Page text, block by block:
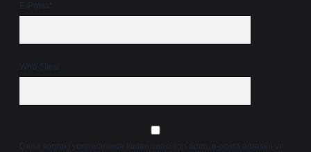
E-Posta*
Web Sitesi
Daha sonraki yorumlarımda kullanılması için adım, e-posta adresim ve